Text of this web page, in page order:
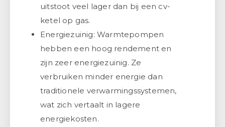
uitstoot veel lager dan bij een cv-
ketel op gas.
Energiezuinig: Warmtepompen
hebben een hoog rendement en
zijn zeer energiezuinig. Ze
verbruiken minder energie dan
traditionele verwarmingssystemen,
wat zich vertaalt in lagere
energiekosten.